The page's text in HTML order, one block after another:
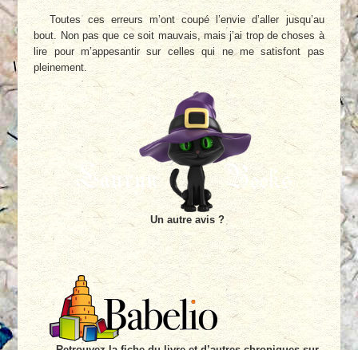
Toutes ces erreurs m’ont coupé l’envie d’aller jusqu’au
bout. Non pas que ce soit mauvais, mais j’ai trop de choses à
lire pour m’appesantir sur celles qui ne me satisfont pas
pleinement.
Un autre avis ?